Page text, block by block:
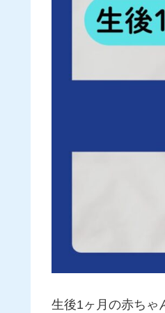
生後1ヶ月の赤ちゃ